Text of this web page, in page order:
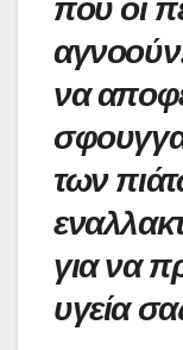
να
των
για να
υγεία